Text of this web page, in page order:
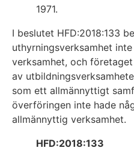
1971.
I beslutet HFD:2018:133
uthyrningsverksamhet
verksamhet, och
av
som ett allmännyttigt
överföringen inte hade
allmännyttig verksamhet.
HFD:2018:133